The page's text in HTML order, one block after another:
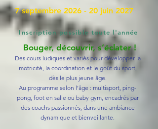
7 septembre 2026 - 20 juin 2027
Inscription possible toute l'année
Bouger, découvrir, s’éclater !
Des cours ludiques et variés pour développer la
motricité, la coordination et le goût du sport,
dès le plus jeune âge.
Au programme selon l’âge : multisport, ping-
pong, foot en salle ou baby gym, encadrés par
des coachs passionnés, dans une ambiance
dynamique et bienveillante.